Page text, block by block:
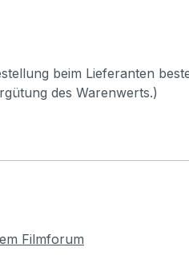
beim Lieferanten
des Warenwerts.)
Filmforum